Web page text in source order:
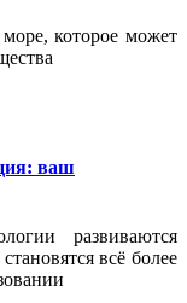
которое может
ваш
развиваются
всё более